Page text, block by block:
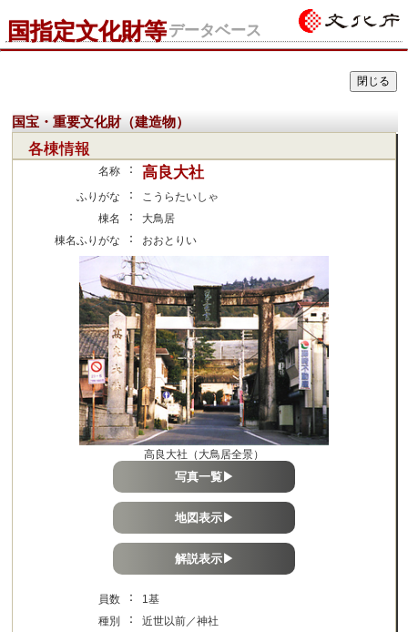
国指定文化財等データベース
国宝・重要文化財（建造物）
各棟情報
名称 ： 高良大社
ふりがな ：
こうらたいしゃ
棟名
：
大鳥居
棟名ふりがな
： おおとりい
高良大社（大鳥居全景）
写真一覧▶
地図表示▶
解説表示▶
員数 ：
1基
種別
：
近世以前／神社